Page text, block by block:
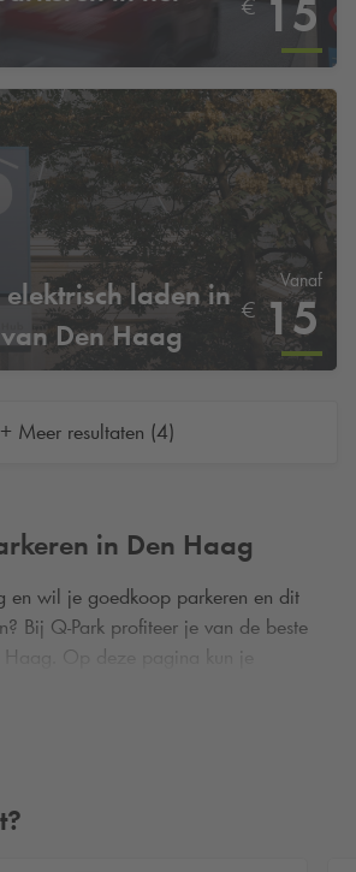
€ 15
elektrisch laden in
Den Haag
Vanaf
€ 15
+ Meer resultaten (4)
in Den Haag
en wil je goedkoop parkeren en dit
Bij Q-Park profiteer je van de beste
Haag. Op deze pagina kun je
in Den Haag